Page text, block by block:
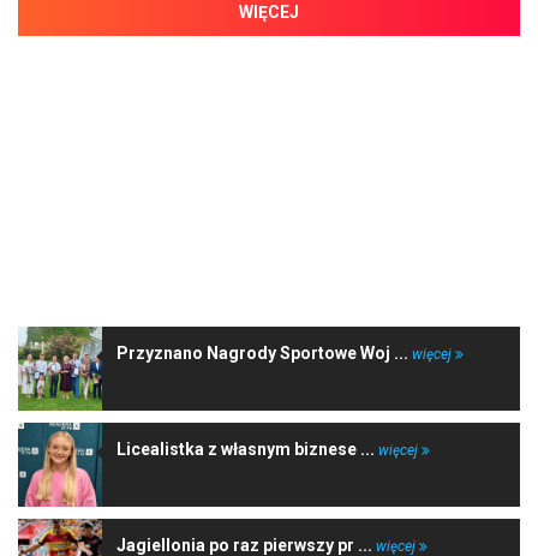
WIĘCEJ
Przyznano Nagrody Sportowe Woj ... więcej
Licealistka z własnym biznese ... więcej
Jagiellonia po raz pierwszy pr ... więcej